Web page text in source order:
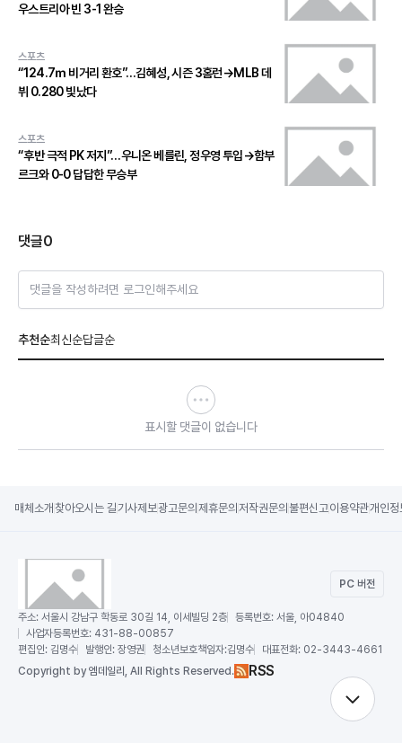
우스트리아 빈 3-1 완승
스포츠
“124.7ｍ 비거리 환호”…김혜성, 시즌 3홈런→MLB 데
뷔 0.280 빛났다
스포츠
“후반 극적 PK 저지”…우니온 베를린, 정우영 투입→함부
르크와 0-0 답답한 무승부
댓글0
댓글을 작성하려면 로그인해주세요
추천순최신순답글순
표시할 댓글이 없습니다
매체소개 찾아오시는 길기사제보광고문의 제휴문의 저작권문의 불편신고이용약관개인정
PC 버전
주소: 서울시 강남구 학동로 30길 14, 이세빌딩 2층 등록번호: 서울, 아04840
사업자등록번호: 431-88-00857
편집인: 김명수 발행인: 장영권 청소년보호책임자:김명수 대표전화: 02-3443-4661
Copyright by 엠데일리, All Rights Reserved. RSS